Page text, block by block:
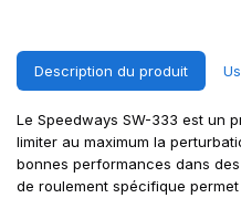
Description du produit
Le Speedways SW-333 est un
limiter au maximum la
bonnes performances dans
de roulement spécifique